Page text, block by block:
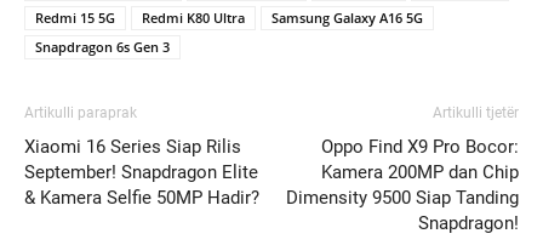
Redmi 15 5G
Redmi K80 Ultra
Samsung Galaxy A16 5G
Snapdragon 6s Gen 3
Artikulli paraprak
Xiaomi 16 Series Siap Rilis
September! Snapdragon Elite
& Kamera Selfie 50MP Hadir?
Artikulli tjetër
Oppo Find X9 Pro Bocor:
Kamera 200MP dan Chip
Dimensity 9500 Siap Tanding
Snapdragon!